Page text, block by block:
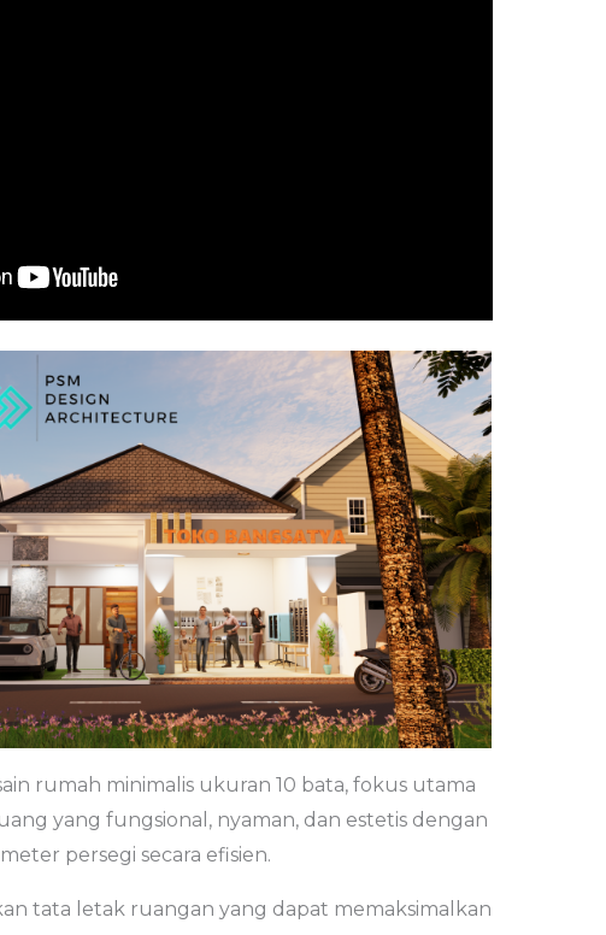
rumah minimalis ukuran 10 bata, fokus utama
yang fungsional, nyaman, dan estetis dengan
persegi secara efisien.
tata letak ruangan yang dapat memaksimalkan